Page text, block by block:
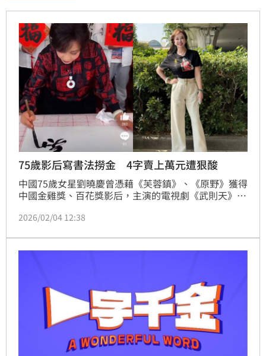
75歲影后寫書法撈金 4字賣上萬元遭狠酸
中國75歲女星劉曉慶曾憑藉《芙蓉鎮》、《原野》獲得
中國金雞獎、百花獎影后，主演的電視劇《武則天》也
當場寫書法販售，一個「福」字要價人民幣1088元
2026/02/04 12:38